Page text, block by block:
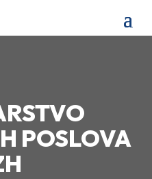
POSLOVA